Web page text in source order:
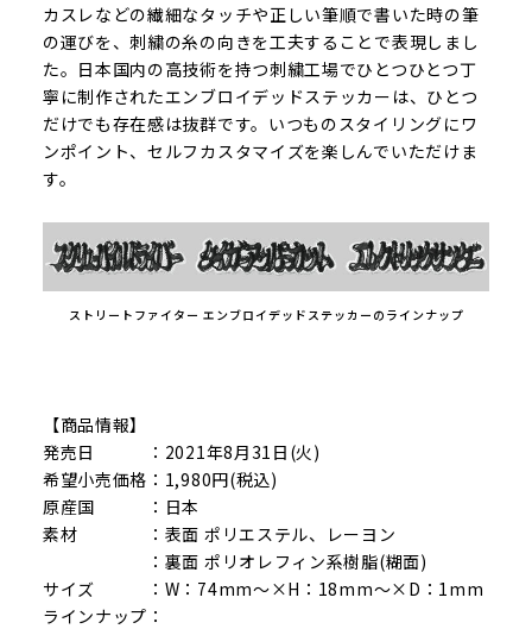
カスレなどの繊細なタッチや正しい筆順で書いた時の筆
の運びを、刺繍の糸の向きを工夫することで表現しまし
た。日本国内の高技術を持つ刺繍工場でひとつひとつ丁
寧に制作されたエンブロイデッドステッカーは、ひとつ
だけでも存在感は抜群です。いつものスタイリングにワ
ンポイント、セルフカスタマイズを楽しんでいただけま
す。
ストリートファイター エンブロイデッドステッカーのラインナップ
【商品情報】
発売日 ：2021年8月31日(火)
希望小売価格：1,980円(税込)
原産国 ：日本
素材 ：表面 ポリエステル、レーヨン
：裏面 ポリオレフィン系樹脂(糊面)
サイズ ：W：74mm～×H：18mm～×D：1mm
ラインナップ：